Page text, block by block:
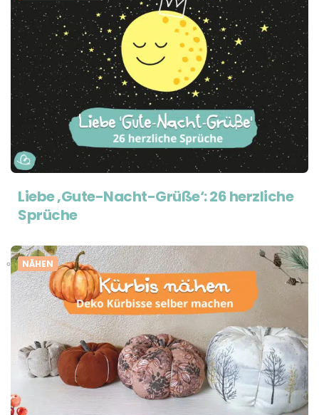
Liebe ‚Gute-Nacht-Grüße‘: 26 herzliche
Sprüche
NÄHEN